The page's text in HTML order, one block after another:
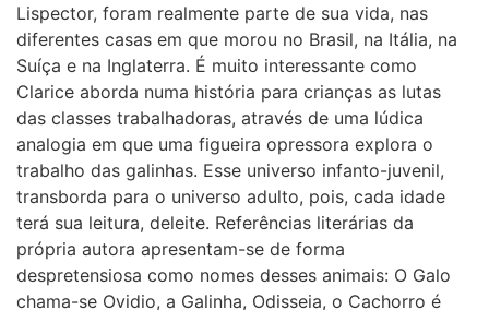
Lispector, foram realmente parte de sua vida, nas
diferentes casas em que morou no Brasil, na Itália, na
Suíça e na Inglaterra. É muito interessante como
Clarice aborda numa história para crianças as lutas
das classes trabalhadoras, através de uma lúdica
analogia em que uma figueira opressora explora o
trabalho das galinhas. Esse universo infanto-juvenil,
transborda para o universo adulto, pois, cada idade
terá sua leitura, deleite. Referências literárias da
própria autora apresentam-se de forma
despretensiosa como nomes desses animais: O Galo
chama-se Ovidio, a Galinha, Odisseia, o Cachorro é